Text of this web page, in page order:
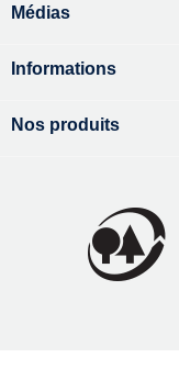
Médias
Informations
Nos produits